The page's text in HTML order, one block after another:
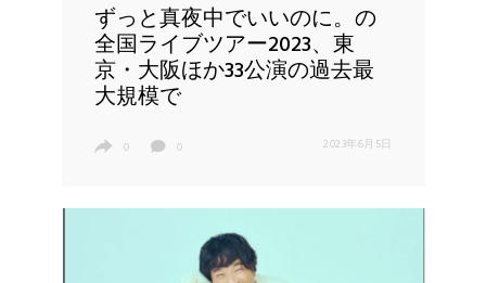
ずっと真夜中でいいのに。の
全国ライブツアー2023、東
京・大阪ほか33公演の過去最
大規模で
0 0 2023年6月5日